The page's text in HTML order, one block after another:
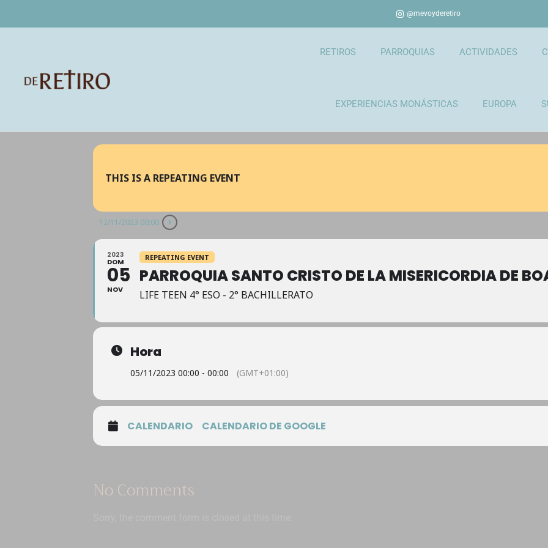
@mevoyderetiro
RETIROS PARROQUIAS ACTIVIDADES
EXPERIENCIAS MONÁSTICAS EUROPA
THIS IS A REPEATING EVENT
12/11/2023 00:00
2023
DOM
05
NOV
REPEATING EVENT
PARROQUIA SANTO CRISTO DE LA MISERICORDIA DE
LIFE TEEN 4° ESO - 2° BACHILLERATO
Hora
05/11/2023 00:00 - 00:00 (GMT+01:00)
CALENDARIO CALENDARIO DE GOOGLE
No Comments